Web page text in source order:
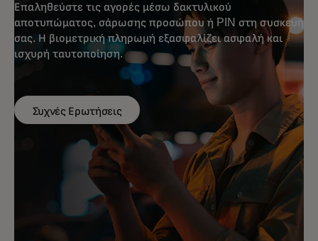
Επαληθεύστε τις αγορές μέσω δακτυλικού
αποτυπώματος, σάρωσης προσώπου ή PIN στη συσκευή
σας. Η βιομετρική πληρωμή εξασφαλίζει ασφαλή και
ισχυρή ταυτοποίηση.
Συχνές Ερωτήσεις